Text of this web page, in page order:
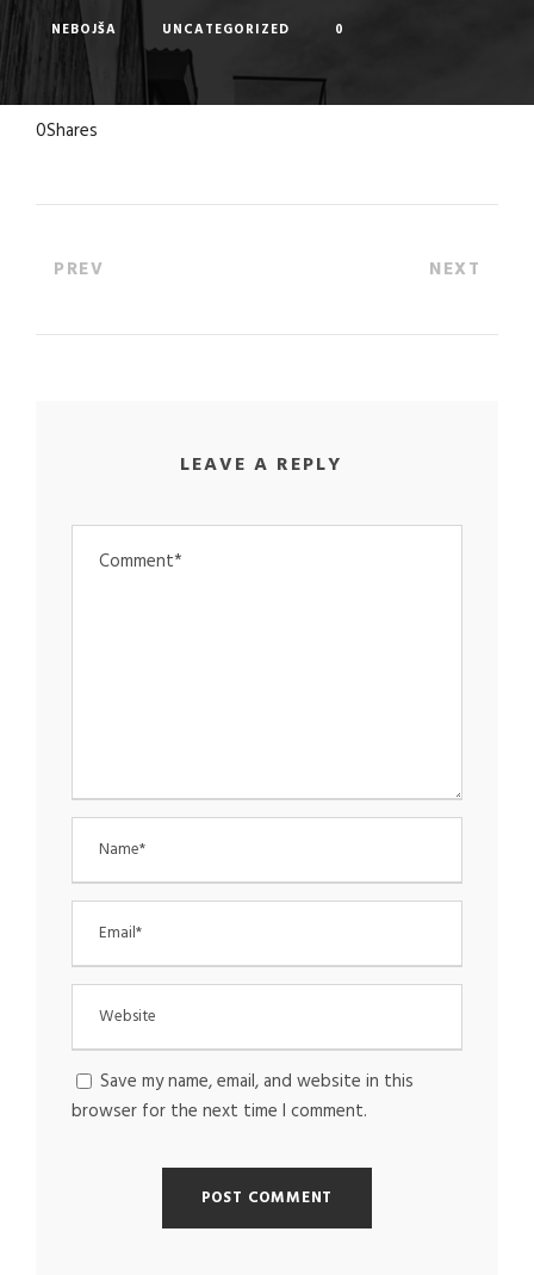
NEBOJŠA UNCATEGORIZED 0
0Shares
PREV NEXT
LEAVE A REPLY
Save my name, email, and website in this
browser for the next time I comment.